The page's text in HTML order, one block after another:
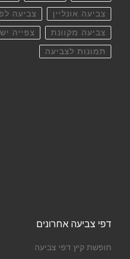
צביעה אונליין צביעה
צביעה מקוונת צפייה
תמונות לצביעה
דפי צביעה אחרונים
חופשת קיץ דפי צביעה